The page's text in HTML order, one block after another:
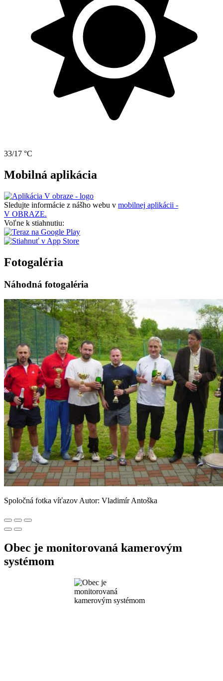
33/17 °C
Mobilná aplikácia
Sledujte informácie z nášho webu v mobilnej aplikácii -
V OBRAZE.
Voľne k stiahnutiu:
Fotogaléria
Náhodná fotogaléria
Spoločná fotka víťazov Autor: Vladimír Antoška
Obec je monitorovaná kamerovým
systémom